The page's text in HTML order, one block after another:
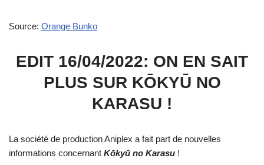
Source: Orange Bunko
EDIT 16/04/2022: ON EN SAIT
PLUS SUR KŌKYŪ NO
KARASU !
La société de production Aniplex a fait part de nouvelles
informations concernant Kōkyū no Karasu !